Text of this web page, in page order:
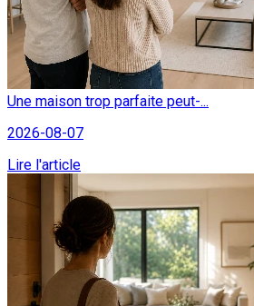
Une maison trop parfaite peut-...
2026-08-07
Lire l'article